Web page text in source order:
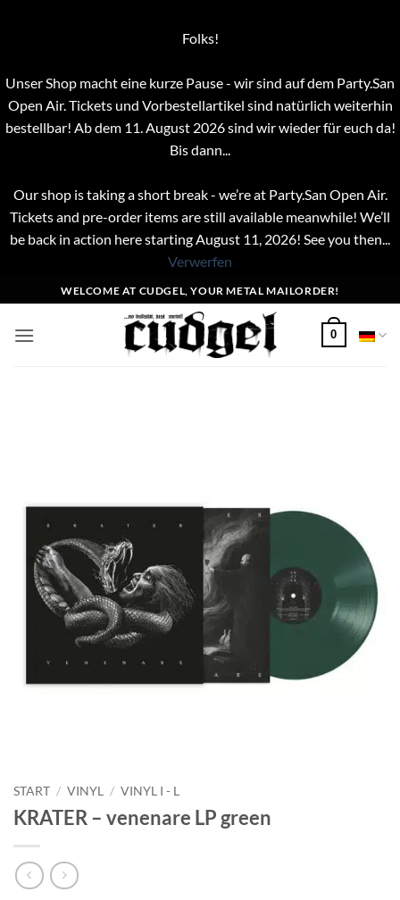
Folks!
Unser Shop macht eine kurze Pause - wir sind auf dem Party.San
Open Air. Tickets und Vorbestellartikel sind natürlich weiterhin
bestellbar! Ab dem 11. August 2026 sind wir wieder für euch da!
Bis dann...
Our shop is taking a short break - we’re at Party.San Open Air.
Tickets and pre-order items are still available meanwhile! We’ll
be back in action here starting August 11, 2026! See you then...
Verwerfen
Inhalt
springen
WELCOME AT CUDGEL, YOUR METAL MAILORDER!
0
START / VINYL / VINYL I - L
KRATER – venenare LP green